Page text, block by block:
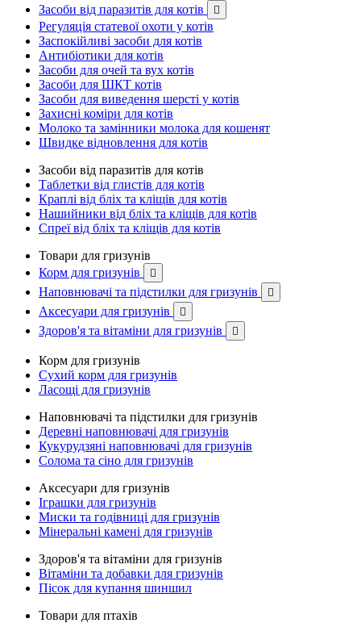
Засоби від паразитів для котів

Регуляція статевої охоти у котів
Заспокійливі засоби для котів
Антибіотики для котів
Засоби для очей та вух котів
Засоби для ШКТ котів
Засоби для виведення шерсті у котів
Захисні коміри для котів
Молоко та замінники молока для кошенят
Швидке відновлення для котів
Засоби від паразитів для котів
Таблетки від глистів для котів
Краплі від бліх та кліщів для котів
Нашийники від бліх та кліщів для котів
Спреї від бліх та кліщів для котів
Товари для гризунів
Корм для гризунів

Наповнювачі та підстилки для гризунів 
Аксесуари для гризунів 
Здоров'я та вітаміни для гризунів 
Корм для гризунів
Сухий корм для гризунів
Ласощі для гризунів
Наповнювачі та підстилки для гризунів
Деревні наповнювачі для гризунів
Кукурудзяні наповнювачі для гризунів
Солома та сіно для гризунів
Аксесуари для гризунів
Іграшки для гризунів
Миски та годівниці для гризунів
Мінеральні камені для гризунів
Здоров'я та вітаміни для гризунів
Вітаміни та добавки для гризунів
Пісок для купання шиншил
Товари для птахів